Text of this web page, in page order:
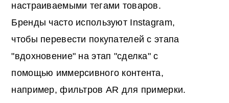
настраиваемыми тегами товаров.
Бренды часто используют Instagram,
чтобы перевести покупателей с этапа
"вдохновение" на этап "сделка" с
помощью иммерсивного контента,
например, фильтров AR для примерки.